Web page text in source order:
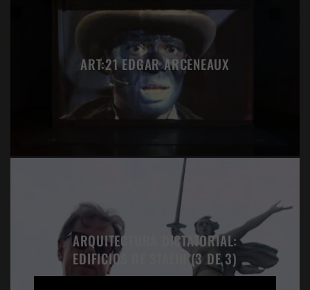
ART:21 EDGAR ARCENEAUX
ARQUITECTURA DICTATORIAL:
EDIFICIOS DE STALIN (3 DE 3)